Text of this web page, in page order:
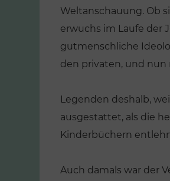
Weltanschauung. Ob
erwuchs im Laufe der
gutmenschliche
den privaten, und nun
Legenden deshalb,
ausgestattet, als die
Kinderbüchern
Auch damals war der
Wie die
still und